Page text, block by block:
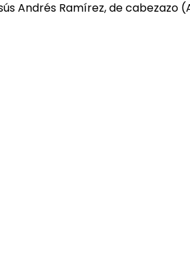
Andrés Ramírez, de cabezazo